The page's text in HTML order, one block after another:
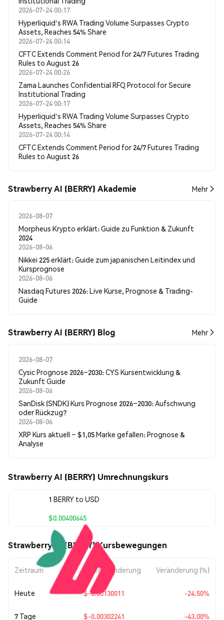
2026-07-24 00:17
Hyperliquid's RWA Trading Volume Surpasses Crypto
Assets, Reaches 54% Share
2026-07-24 00:14
CFTC Extends Comment Period for 24/7 Futures Trading
Rules to August 26
2026-07-24 00:26
Zama Launches Confidential RFQ Protocol for Secure
Institutional Trading
2026-07-24 00:17
Hyperliquid's RWA Trading Volume Surpasses Crypto
Assets, Reaches 54% Share
2026-07-24 00:14
CFTC Extends Comment Period for 24/7 Futures Trading
Rules to August 26
Strawberry AI (BERRY) Akademie Mehr
2026-08-07
Morpheus Krypto erklärt: Guide zu Funktion & Zukunft
2024
2026-08-06
Nikkei 225 erklärt: Guide zum japanischen Leitindex und
Kursprognose
2026-08-06
Nasdaq Futures 2026: Live Kurse, Prognose & Trading-
Guide
Strawberry AI (BERRY) Blog Mehr
2026-08-07
Cysic Prognose 2026–2030: CYS Kursentwicklung &
Zukunft Guide
2026-08-06
SanDisk (SNDK) Kurs Prognose 2026–2030: Aufschwung
oder Rückzug?
2026-08-06
XRP Kurs aktuell – $1,05 Marke gefallen: Prognose &
Analyse
Strawberry AI (BERRY) Umrechnungskurs
1 BERRY to USD
$0.00400645
Strawberry AI (BERRY) Kursbewegungen
Zeitraum Betragsänderung Veränderung (%)
Heute $-0.00130011 -24.50%
7 Tage $-0.00302241 -43.00%